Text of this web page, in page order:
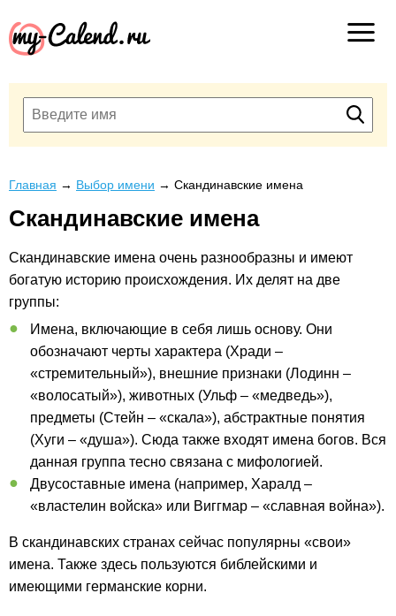
Главная → Выбор имени → Скандинавские имена
Скандинавские имена
Скандинавские имена очень разнообразны и имеют
богатую историю происхождения. Их делят на две
группы:
Имена, включающие в себя лишь основу. Они
обозначают черты характера (Хради –
«стремительный»), внешние признаки (Лодинн –
«волосатый»), животных (Ульф – «медведь»),
предметы (Стейн – «скала»), абстрактные понятия
(Хуги – «душа»). Сюда также входят имена богов. Вся
данная группа тесно связана с мифологией.
Двусоставные имена (например, Харалд –
«властелин войска» или Виггмар – «славная война»).
В скандинавских странах сейчас популярны «свои»
имена. Также здесь пользуются библейскими и
имеющими германские корни.